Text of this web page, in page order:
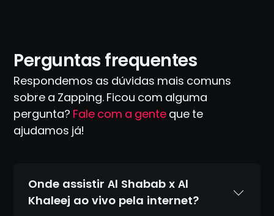
Perguntas frequentes
Respondemos as dúvidas mais comuns
sobre a Zapping. Ficou com alguma
pergunta? Fale com a gente que te
ajudamos já!
Onde assistir Al Shabab x Al
Khaleej ao vivo pela internet?